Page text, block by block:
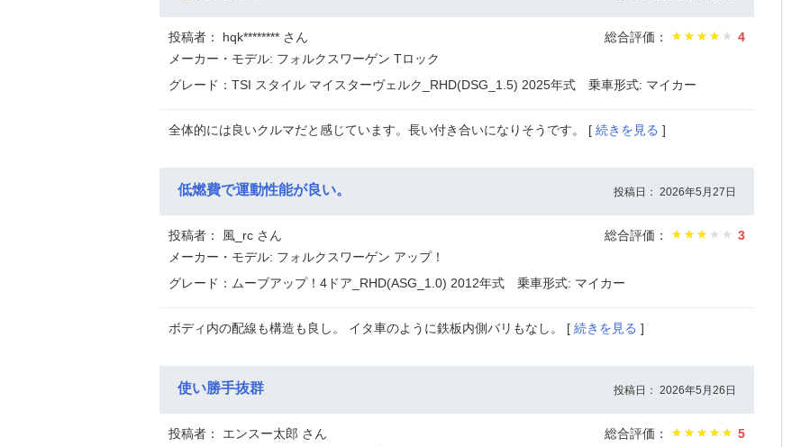
投稿者： hqk******** さん 総合評価：
4
メーカー・モデル: フォルクスワーゲン Tロック
グレード：TSI スタイル マイスターヴェルク_RHD(DSG_1.5) 2025年式
乗車形式: マイカー
全体的には良いクルマだと感じています。長い付き合いになりそうです。 [ 続きを見る ]
低燃費で運動性能が良い。 投稿日： 2026年5月27日
投稿者： 風_rc さん 総合評価：
3
メーカー・モデル: フォルクスワーゲン アップ！
グレード：ムーブアップ！4ドア_RHD(ASG_1.0) 2012年式
乗車形式: マイカー
ボディ内の配線も構造も良し。 イタ車のように鉄板内側バリもなし。 [ 続きを見る ]
使い勝手抜群 投稿日： 2026年5月26日
投稿者： エンスー太郎 さん 総合評価：
5